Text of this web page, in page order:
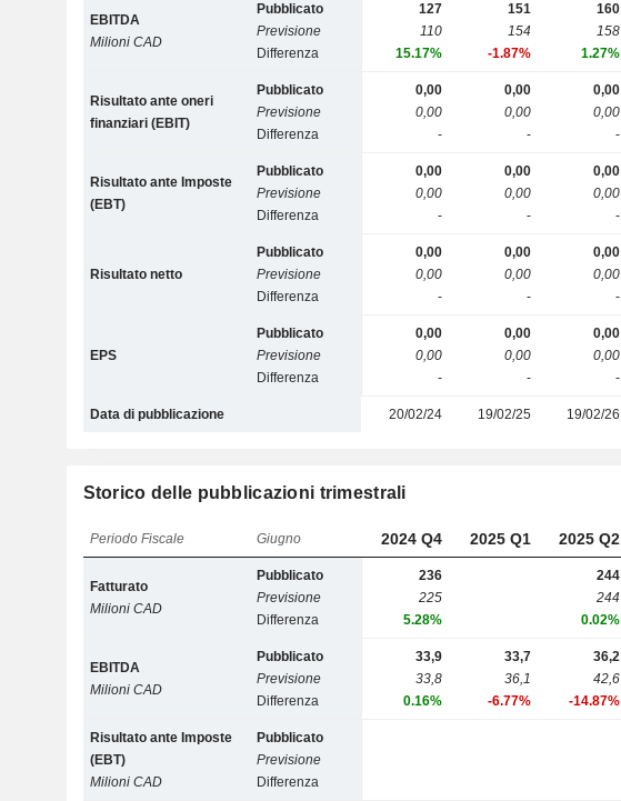
EBITDA
Milioni CAD
Pubblicato
Previsione
Differenza
127
110
15.17%
151
154
-1.87%
160
158
1.27%
Risultato ante oneri
finanziari (EBIT)
Pubblicato
Previsione
Differenza
0,00
0,00
-
0,00
0,00
-
0,00
0,00
-
Risultato ante Imposte
(EBT)
Pubblicato
Previsione
Differenza
0,00
0,00
-
0,00
0,00
-
0,00
0,00
-
Risultato netto
Pubblicato
Previsione
Differenza
0,00
0,00
-
0,00
0,00
-
0,00
0,00
-
EPS
Pubblicato
Previsione
Differenza
0,00
0,00
-
0,00
0,00
-
0,00
0,00
-
Data di pubblicazione 20/02/24 19/02/25 19/02/26
Storico delle pubblicazioni trimestrali
Periodo Fiscale Giugno 2024 Q4 2025 Q1 2025 Q2
Fatturato
Milioni CAD
Pubblicato
Previsione
Differenza
236
225
5.28%
244
244
0.02%
EBITDA
Milioni CAD
Pubblicato
Previsione
Differenza
33,9
33,8
0.16%
33,7
36,1
-6.77%
36,2
42,6
-14.87%
Risultato ante Imposte
(EBT)
Milioni CAD
Pubblicato
Previsione
Differenza